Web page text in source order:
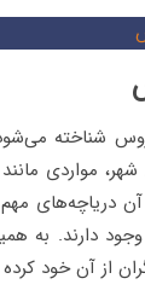
شناخته
مواردی مانند
دریاچه‌های
۲۸۰۰ دریاچه و ۵۰۰
از آن خود